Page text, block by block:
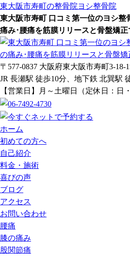
東大阪市寿町の整骨院ヨシ整骨院
東大阪市寿町 口コミ第一位のヨシ整
痛み･腰痛を筋膜リリースと骨盤矯正
〒577-0837 大阪府東大阪市寿町3-18-
JR 長瀬駅 徒歩10分、地下鉄 北巽駅
【営業日】月～土曜日（定休日：日
ホーム
初めての方へ
自己紹介
料金・施術
喜びの声
ブログ
アクセス
お問い合わせ
腰痛
膝の痛み
股関節痛